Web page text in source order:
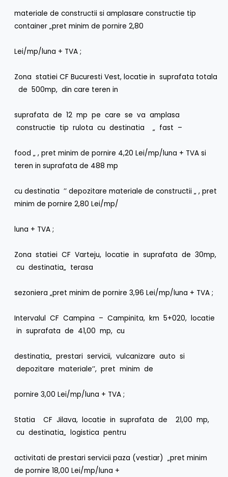
materiale de constructii si amplasare constructie tip
container „pret minim de pornire 2,80
Lei/mp/luna + TVA ;
Zona statiei CF Bucuresti Vest, locatie in suprafata totala
de 500mp, din care teren in
suprafata de 12 mp pe care se va amplasa
constructie tip rulota cu destinatia „ fast –
food „ , pret minim de pornire 4,20 Lei/mp/luna + TVA si
teren in suprafata de 488 mp
cu destinatia ’’ depozitare materiale de constructii „ , pret
minim de pornire 2,80 Lei/mp/
luna + TVA ;
Zona statiei CF Varteju, locatie in suprafata de 30mp,
cu destinatia„ terasa
sezoniera „pret minim de pornire 3,96 Lei/mp/luna + TVA ;
Intervalul CF Campina – Campinita, km 5+020, locatie
in suprafata de 41,00 mp, cu
destinatia„ prestari servicii, vulcanizare auto si
depozitare materiale’’, pret minim de
pornire 3,00 Lei/mp/luna + TVA ;
Statia CF Jilava, locatie in suprafata de 21,00 mp,
cu destinatia„ logistica pentru
activitati de prestari servicii paza (vestiar) „pret minim
de pornire 18,00 Lei/mp/luna +